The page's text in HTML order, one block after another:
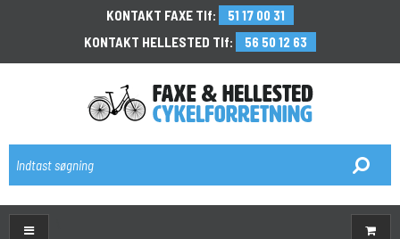
KONTAKT FAXE Tlf:
51 17 00 31
KONTAKT HELLESTED Tlf:
56 50 12 63